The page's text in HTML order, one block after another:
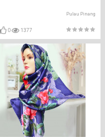
Pulau Pinang
0 1377